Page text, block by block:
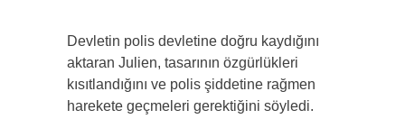
Devletin polis devletine doğru kaydığını
aktaran Julien, tasarının özgürlükleri
kısıtlandığını ve polis şiddetine rağmen
harekete geçmeleri gerektiğini söyledi.